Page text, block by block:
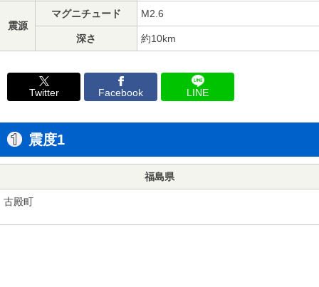
震源
マグニチュード M2.6
深さ 約10km
Twitter Facebook LINE
震度1
福島県
古殿町